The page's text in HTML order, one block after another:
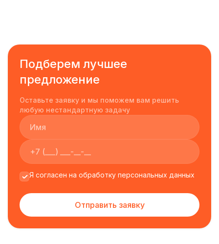
Подберем лучшее
предложение
Оставьте заявку и мы поможем вам решить
любую нестандартную задачу
Я согласен на обработку персональных данных
Отправить заявку